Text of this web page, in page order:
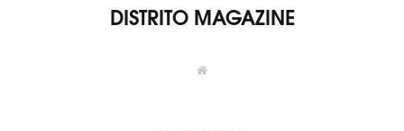
DISTRITO MAGAZINE
W